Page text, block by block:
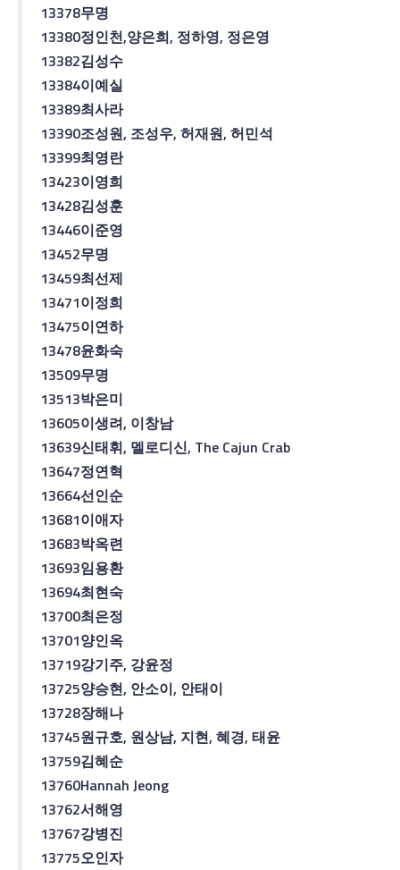
13378무명
13380정인천,양은희, 정하영, 정은영
13382김성수
13384이예실
13389최사라
13390조성원, 조성우, 허재원, 허민석
13399최영란
13423이영희
13428김성훈
13446이준영
13452무명
13459최선제
13471이정희
13475이연하
13478윤화숙
13509무명
13513박은미
13605이생려, 이창남
13639신태휘, 멜로디신, The Cajun Crab
13647정연혁
13664선인순
13681이애자
13683박옥련
13693임용환
13694최현숙
13700최은정
13701양인옥
13719강기주, 강윤정
13725양승현, 안소이, 안태이
13728장해나
13745원규호, 원상남, 지현, 혜경, 태윤
13759김혜순
13760Hannah Jeong
13762서해영
13767강병진
13775오인자